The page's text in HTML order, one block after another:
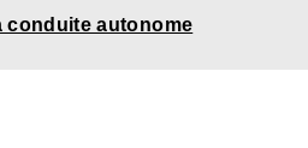
conduite autonome